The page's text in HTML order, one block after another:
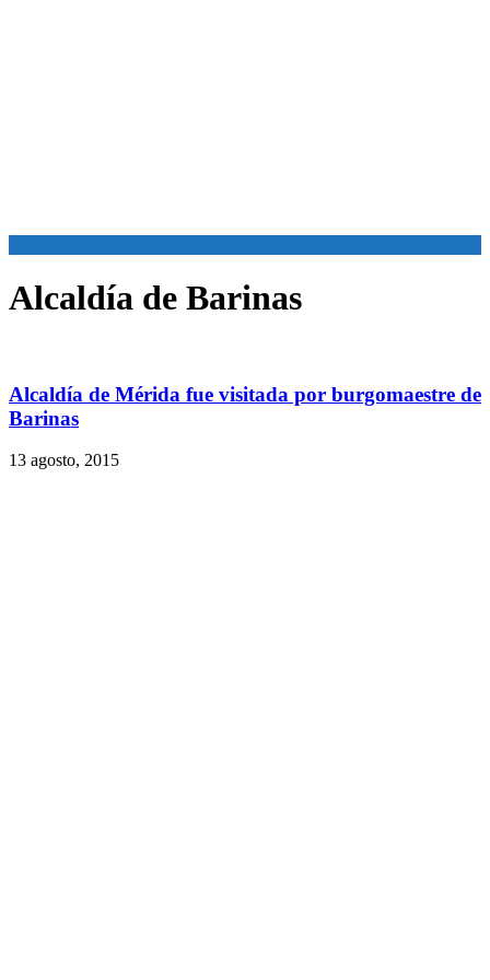
Alcaldía de Barinas
Alcaldía de Mérida fue visitada por burgomaestre de
Barinas
13 agosto, 2015